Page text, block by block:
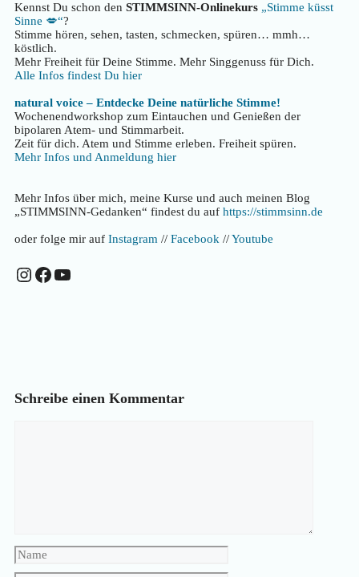
Kennst Du schon den STIMMSINN-Onlinekurs „Stimme küsst
Sinne 💋“?
Stimme hören, sehen, tasten, schmecken, spüren… mmh…
köstlich.
Mehr Freiheit für Deine Stimme. Mehr Singgenuss für Dich.
Alle Infos findest Du hier
natural voice – Entdecke Deine natürliche Stimme!
Wochenendworkshop zum Eintauchen und Genießen der
bipolaren Atem- und Stimmarbeit.
Zeit für dich. Atem und Stimme erleben. Freiheit spüren.
Mehr Infos und Anmeldung hier
Mehr Infos über mich, meine Kurse und auch meinen Blog
„STIMMSINN-Gedanken“ findest du auf https://stimmsinn.de
oder folge mir auf Instagram // Facebook //Youtube
Instagram
Facebook
YouTube
Schreibe einen Kommentar
Name